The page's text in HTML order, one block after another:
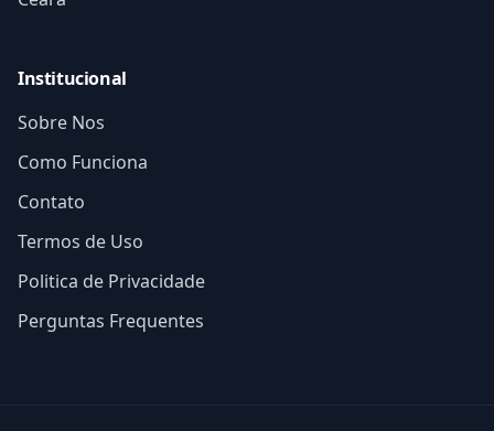
Institucional
Sobre Nos
Como Funciona
Contato
Termos de Uso
Politica de Privacidade
Perguntas Frequentes